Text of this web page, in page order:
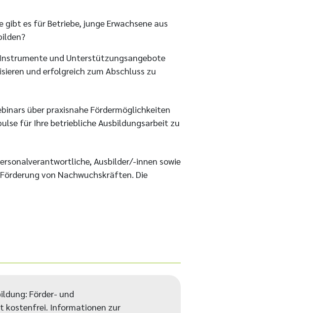
gibt es für Betriebe, junge Erwachsene aus
und Unterstützungsangebote
und erfolgreich zum Abschluss zu
über praxisnahe Fördermöglichkeiten
für Ihre betriebliche Ausbildungsarbeit zu
Ausbilder/-innen sowie
von Nachwuchskräften. Die
Förder- und
kostenfrei. Informationen zur